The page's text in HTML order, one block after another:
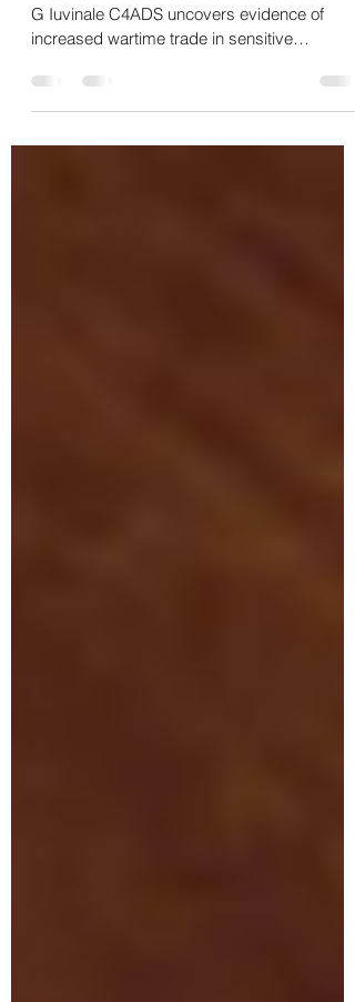
Focus on relations between Russia and China
increased wartime trade in sensitive
defense...